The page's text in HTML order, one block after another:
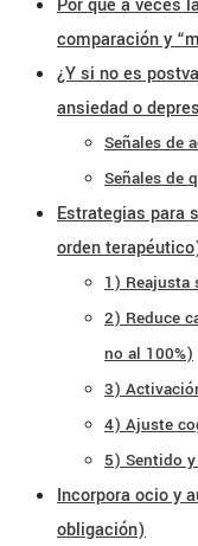
Por qué a veces
comparación y
¿Y si no es
ansiedad o
Señales de
Señales de
Estrategias para
orden
1) Reajusta
2) Reduce
no al 100%)
3)
4) Ajuste
5) Sentido
Incorpora ocio y
obligación)